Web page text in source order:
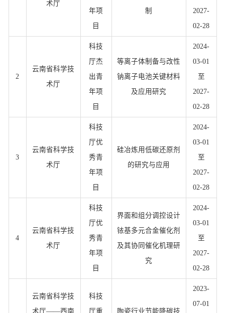
术厅
年项
目
制
2027-
02-28
2
云南省科学技
术厅
科技
厅杰
出青
年项
目
等离子体制备与改性
钠离子电池关键材料
及应用研究
2024-
03-01
至
2027-
02-28
3
云南省科学技
术厅
科技
厅优
秀青
年项
目
硅冶炼用低碳还原剂
的研究与应用
2024-
03-01
至
2027-
02-28
4
云南省科学技
术厅
科技
厅优
秀青
年项
目
界面和组分调控设计
铱基多元合金催化剂
及其协同催化机理研
究
2024-
03-01
至
2027-
02-28
云南省科学技
术厅——西南
科技
厅重
陶瓷行业节能降碳技
2023-
07-01